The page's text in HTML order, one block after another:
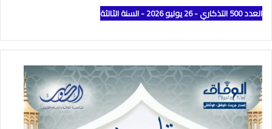
العدد 500 التذكاري - 26 يوليو 2026 - السنة الثالثة